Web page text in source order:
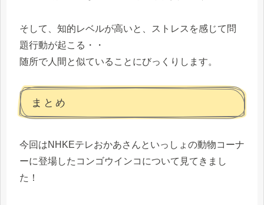
そして、知的レベルが高いと、ストレスを感じて問
題行動が起こる・・
随所で人間と似ていることにびっくりします。
まとめ
今回はNHKEテレおかあさんといっしょの動物コーナ
ーに登場したコンゴウインコについて見てきまし
た！